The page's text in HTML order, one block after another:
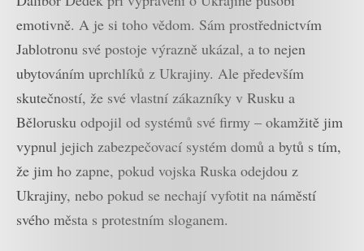
emotivně. A je si toho vědom. Sám prostřednictvím
Jablotronu své postoje výrazně ukázal, a to nejen
ubytováním uprchlíků z Ukrajiny. Ale především
skutečností, že své vlastní zákazníky v Rusku a
Bělorusku odpojil od systémů své firmy – okamžitě jim
vypnul jejich zabezpečovací systém domů a bytů s tím,
že jim ho zapne, pokud vojska Ruska odejdou z
Ukrajiny, nebo pokud se nechají vyfotit na náměstí
svého města s protestním sloganem.